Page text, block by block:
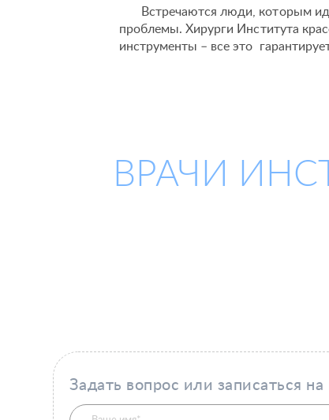
Встречаются люди, которым
проблемы. Хирурги Института
инструменты – все это
ВРАЧИ
Задать вопрос или записаться